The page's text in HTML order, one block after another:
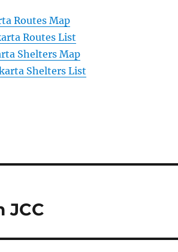
Routes Map
Routes List
Shelters Map
Shelters List
JCC